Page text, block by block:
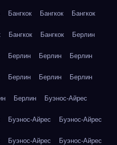
Бангкок Бангкок Бангкок
Бангкок Бангкок Берлин
Берлин Берлин Берлин
Берлин Берлин Берлин
Берлин Буэнос-Айрес
Буэнос-Айрес Буэнос-Айрес
Буэнос-Айрес Буэнос-Айрес